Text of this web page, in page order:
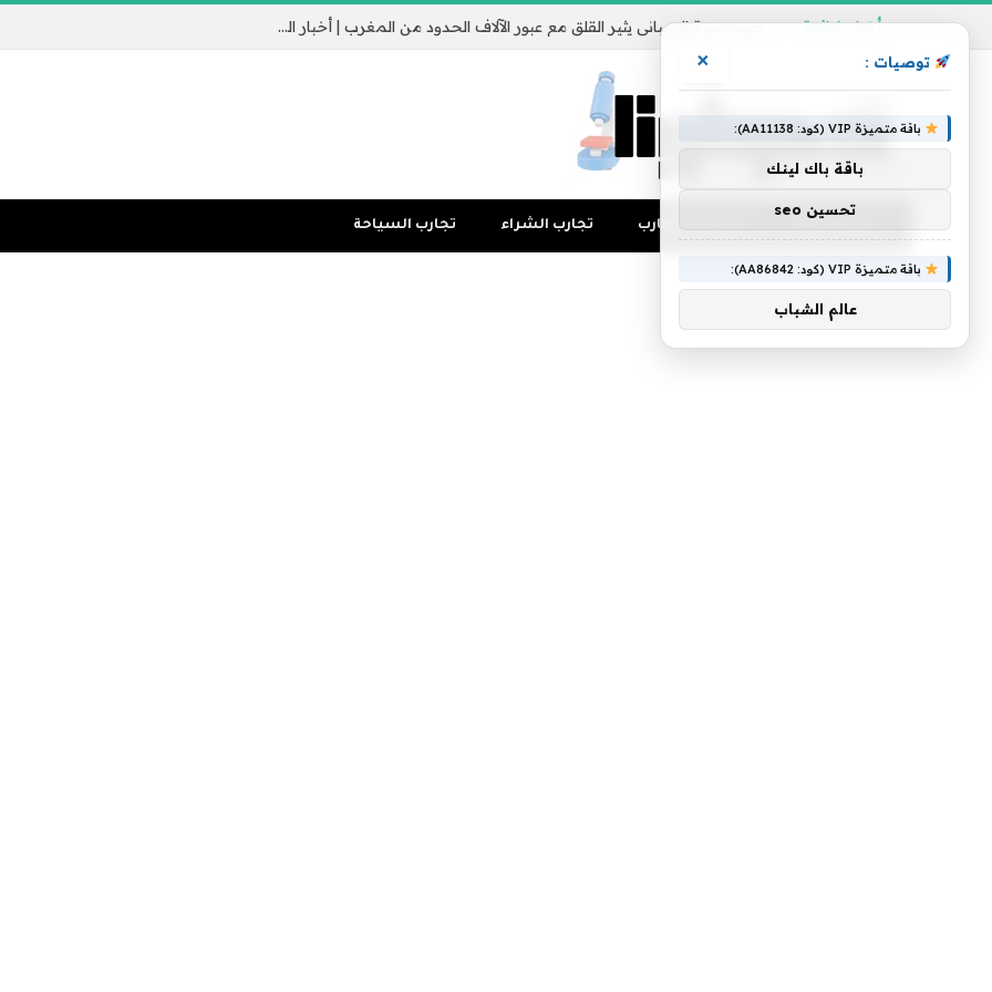
أخبار شائعة جيب سبتة الإسباني يثير القلق مع عبور الآلاف الحدود من المغرب | أخبار الهجرة
منوعات التجارب تجارب الشراء تجارب السياحة
توصيات : ×
باقة متميزة VIP (كود: AA11138):
باقة باك لينك
تحسين seo
باقة متميزة VIP (كود: AA86842):
عالم الشباب